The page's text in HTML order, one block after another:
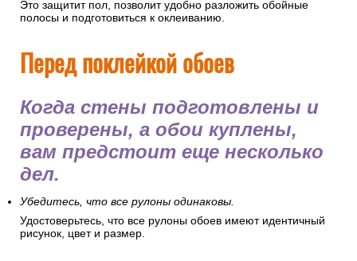
Это защитит пол, позволит удобно разложить обойные
полосы и подготовиться к оклеиванию.
Перед поклейкой обоев
Когда стены подготовлены и
проверены, а обои куплены,
вам предстоит еще несколько
дел.
Убедитесь, что все рулоны одинаковы.
Удостоверьтесь, что все рулоны обоев имеют идентичный
рисунок, цвет и размер.